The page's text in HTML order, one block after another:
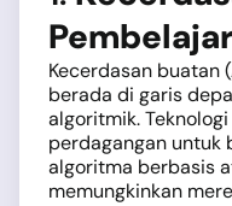
Kecerdasan buatan
berada di garis
algoritmik.
perdagangan untuk
algoritma berbasis
memungkinkan